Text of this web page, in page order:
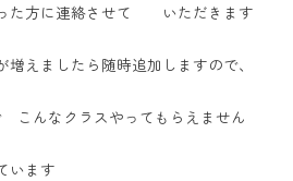
た方に連絡させて いただきます
えましたら随時追加しますので、
んなクラスやってもらえません
います